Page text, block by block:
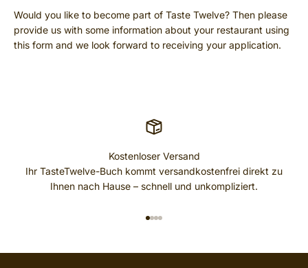
Would you like to become part of Taste Twelve? Then please
provide us with some information about your restaurant using
this form and we look forward to receiving your application.
Kostenloser Versand
Ihr TasteTwelve-Buch kommt versandkostenfrei direkt zu
Ihnen nach Hause – schnell und unkompliziert.